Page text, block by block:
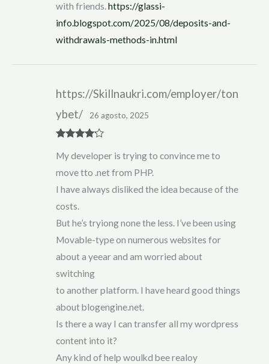
with friends.https://glassi-
info.blogspot.com/2025/08/deposits-and-
withdrawals-methods-in.html
out of 5
https://Skillnaukri.com/employer/ton
ybet/
26 agosto, 2025
My developer is trying to convince me to
move tto .net from PHP.
I have always disliked the idea because of the
costs.
But he’s tryiong none the less. I’ve been using
Movable-type on numerous websites for
about a yeear and am worried about
switching
to another platform. I have heard good things
about blogengine.net.
Is there a way I can transfer all my wordpress
content into it?
Any kind of help woulkd bee realoy